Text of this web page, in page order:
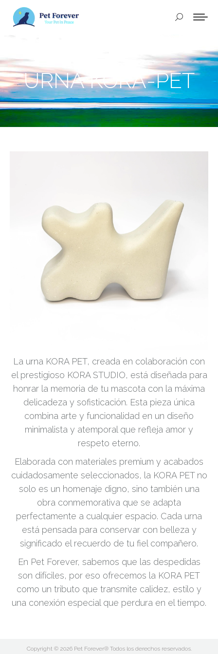
Buscar:
URNA KORA-PET
La urna KORA PET, creada en colaboración con
el prestigioso KORA STUDIO, está diseñada para
honrar la memoria de tu mascota con la máxima
delicadeza y sofisticación. Esta pieza única
combina arte y funcionalidad en un diseño
minimalista y atemporal que refleja amor y
respeto eterno.
Elaborada con materiales premium y acabados
cuidadosamente seleccionados, la KORA PET no
solo es un homenaje digno, sino también una
obra conmemorativa que se adapta
perfectamente a cualquier espacio. Cada urna
está pensada para conservar con belleza y
significado el recuerdo de tu fiel compañero.
En Pet Forever, sabemos que las despedidas
son difíciles, por eso ofrecemos la KORA PET
como un tributo que transmite calidez, estilo y
una conexión especial que perdura en el tiempo.
Copyright © 2026 Pet Forever® Todos los derechos reservados.